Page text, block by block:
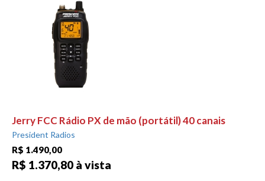
Jerry FCC Rádio PX de mão (portátil) 40 canais
President Radios
R$ 1.490,00
R$ 1.370,80 à vista